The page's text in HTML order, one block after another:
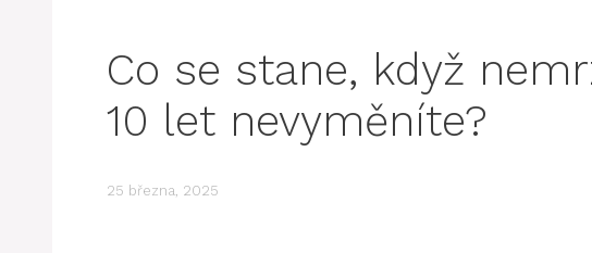
Co se stane, když
10 let nevyměníte?
25 března, 2025